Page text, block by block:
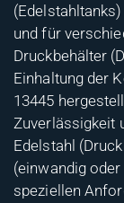
und für
Druckbehälter
Einhaltung der
13445
Zuverlässigkeit
Edelstahl
(einwandig
speziellen